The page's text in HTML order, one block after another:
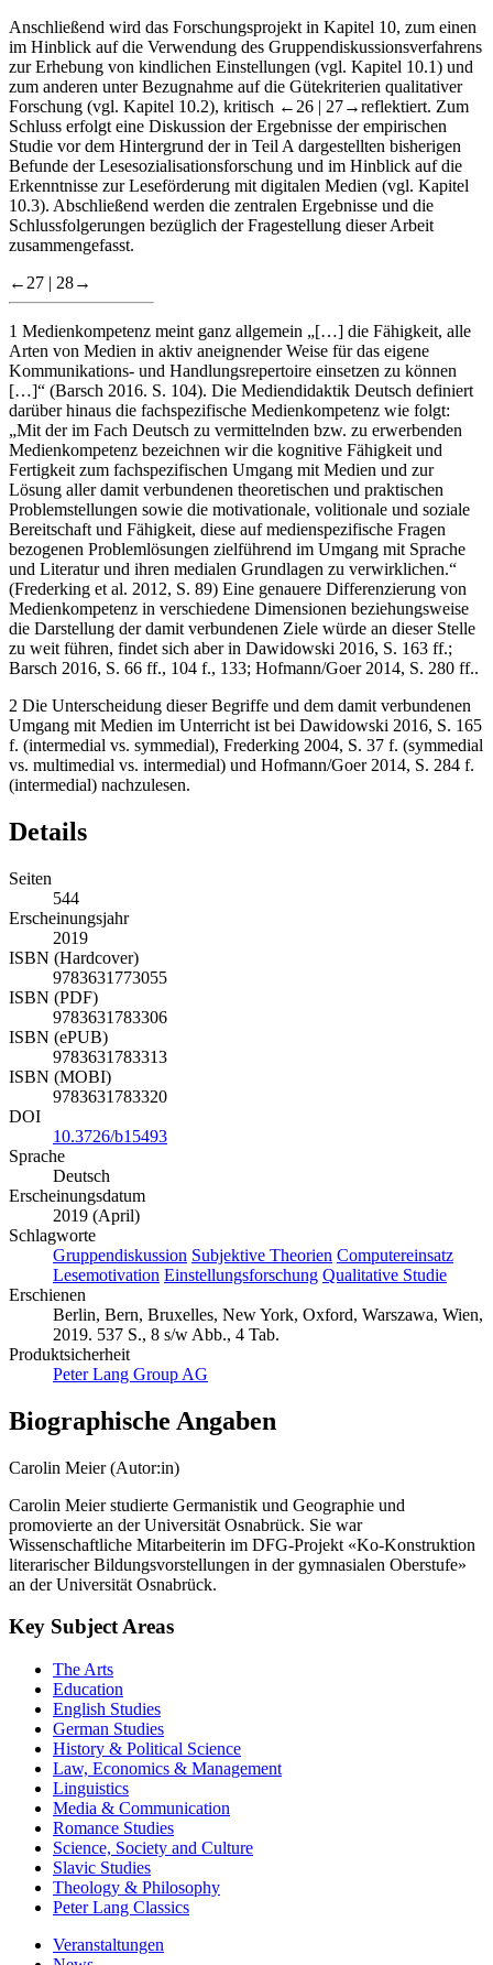
Anschließend wird das Forschungsprojekt in Kapitel10, zum einen
im Hinblick auf die Verwendung des Gruppendiskussionsverfahrens
zur Erhebung von kindlichen Einstellungen (vgl.Kapitel 10.1) und
zum anderen unter Bezugnahme auf die Gütekriterien qualitativer
Forschung (vgl.Kapitel 10.2), kritisch←26 |27→reflektiert. Zum
Schluss erfolgt eine Diskussion der Ergebnisse der empirischen
Studie vor dem Hintergrund der inTeil A dargestellten bisherigen
Befunde der Lesesozialisationsforschung und im Hinblick auf die
Erkenntnisse zur Leseförderung mit digitalen Medien (vgl.Kapitel
10.3). Abschließend werden die zentralen Ergebnisse und die
Schlussfolgerungen bezüglich der Fragestellung dieser Arbeit
←27 |28→
1 Medienkompetenz meint ganz allgemein „[…] die Fähigkeit, alle
Arten von Medien in aktiv aneignender Weise für das eigene
Kommunikations- und Handlungsrepertoire einsetzen zu können
[…]“ (Barsch2016. S. 104). Die Mediendidaktik Deutsch definiert
darüber hinaus die fachspezifische Medienkompetenz wie folgt:
„Mit der im Fach Deutsch zu vermittelnden bzw. zu erwerbenden
Medienkompetenz bezeichnen wir die kognitive Fähigkeit und
Fertigkeit zum fachspezifischen Umgang mit Medien und zur
Lösung aller damit verbundenen theoretischen und praktischen
Problemstellungen sowie die motivationale, volitionale und soziale
Bereitschaft und Fähigkeit, diese auf medienspezifische Fragen
bezogenen Problemlösungen zielführend im Umgang mit Sprache
und Literatur und ihren medialen Grundlagen zu verwirklichen.“
(Frederking et al.2012, S. 89) Eine genauere Differenzierung von
Medienkompetenz in verschiedene Dimensionen beziehungsweise
die Darstellung der damit verbundenen Ziele würde an dieser Stelle
zu weit führen, findet sich aber in Dawidowski2016, S. 163 ff.;
2 Die Unterscheidung dieser Begriffe und dem damit verbundenen
Umgang mit Medien im Unterricht ist bei Dawidowski2016, S. 165
f. (intermedial vs. symmedial), Frederking2004, S. 37 f. (symmedial
vs. multimedial vs. intermedial) und Hofmann/Goer
544
Erscheinungsjahr
2019
ISBN (Hardcover)
9783631773055
ISBN (PDF)
9783631783306
ISBN (ePUB)
9783631783313
ISBN (MOBI)
10.3726/b15493
Sprache
Deutsch
Erscheinungsdatum
2019 (April)
Schlagworte
Gruppendiskussion Subjektive Theorien Computereinsatz
Lesemotivation
Erschienen
Berlin, Bern, Bruxelles, New York, Oxford, Warszawa, Wien,
2019. 537 S., 8 s/w Abb., 4 Tab.
Produktsicherheit
Biographische Angaben
Carolin Meier studierte Germanistik und Geographie und
promovierte an der Universität Osnabrück. Sie war
Wissenschaftliche Mitarbeiterin im DFG-Projekt «Ko-Konstruktion
literarischer Bildungsvorstellungen in der gymnasialen Oberstufe»
The Arts
Education
English Studies
German Studies
History & Political Science
Law, Economics & Management
Linguistics
Media & Communication
Romance Studies
Science, Society and Culture
Slavic Studies
Theology & Philosophy